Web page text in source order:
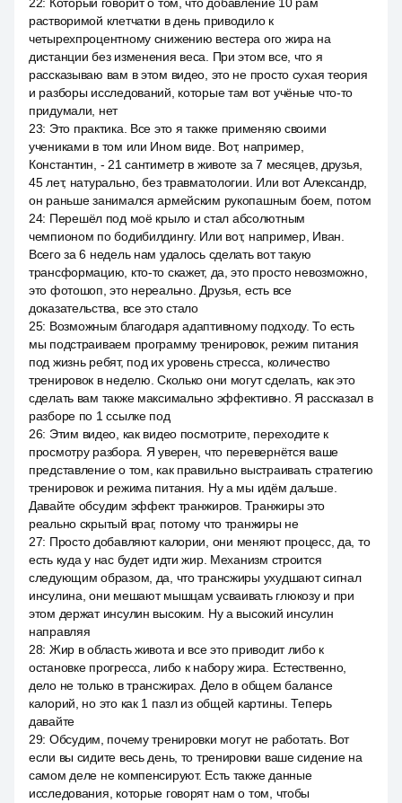
растворимой клетчатки в день приводило к
четырехпроцентному снижению вестера ого жира на
дистанции без изменения веса. При этом все, что я
рассказываю вам в этом видео, это не просто сухая теория
и разборы исследований, которые там вот учёные что-то
придумали, нет
23: Это практика. Все это я также применяю своими
учениками в том или Ином виде. Вот, например,
Константин, - 21 сантиметр в животе за 7 месяцев, друзья,
45 лет, натурально, без травматологии. Или вот Александр,
он раньше занимался армейским рукопашным боем, потом
24: Перешёл под моё крыло и стал абсолютным
чемпионом по бодибилдингу. Или вот, например, Иван.
Всего за 6 недель нам удалось сделать вот такую
трансформацию, кто-то скажет, да, это просто невозможно,
это фотошоп, это нереально. Друзья, есть все
доказательства, все это стало
25: Возможным благодаря адаптивному подходу. То есть
мы подстраиваем программу тренировок, режим питания
под жизнь ребят, под их уровень стресса, количество
тренировок в неделю. Сколько они могут сделать, как это
сделать вам также максимально эффективно. Я рассказал в
разборе по 1 ссылке под
26: Этим видео, как видео посмотрите, переходите к
просмотру разбора. Я уверен, что перевернётся ваше
представление о том, как правильно выстраивать стратегию
тренировок и режима питания. Ну а мы идём дальше.
Давайте обсудим эффект транжиров. Транжиры это
реально скрытый враг, потому что транжиры не
27: Просто добавляют калории, они меняют процесс, да, то
есть куда у нас будет идти жир. Механизм строится
следующим образом, да, что трансжиры ухудшают сигнал
инсулина, они мешают мышцам усваивать глюкозу и при
этом держат инсулин высоким. Ну а высокий инсулин
направляя
28: Жир в область живота и все это приводит либо к
остановке прогресса, либо к набору жира. Естественно,
дело не только в трансжирах. Дело в общем балансе
калорий, но это как 1 пазл из общей картины. Теперь
давайте
29: Обсудим, почему тренировки могут не работать. Вот
если вы сидите весь день, то тренировки ваше сидение на
самом деле не компенсируют. Есть также данные
исследования, которые говорят нам о том, чтобы